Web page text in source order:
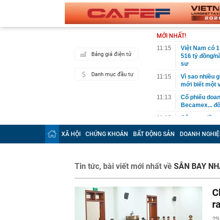
Bảng giá điện tử
Danh mục đầu tư
MỚI NHẤT!
11:15
Việt Nam có
516 tỷ đồng/
sư
11:15
Vì sao nhiều
mới biết một
11:13
Cổ phiếu
Becamex...
11:10
Công an
sáng
Cổ phiếu
11:00
Mỹ ghi nhận
BIDV có
XÃ HỘI CHỨNG KHOÁN BẤT ĐỘNG SẢN DOANH
Tin tức, bài viết mới nhất về SÂN BAY